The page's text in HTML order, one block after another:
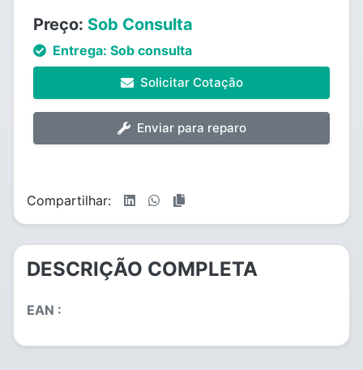
Preço: Sob Consulta
Entrega: Sob consulta
Solicitar Cotação
Enviar para reparo
Compartilhar:
DESCRIÇÃO COMPLETA
EAN :